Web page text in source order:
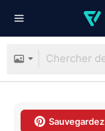
Sauvegardez